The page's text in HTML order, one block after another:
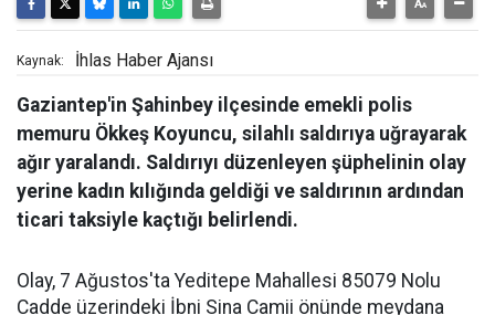
Kaynak: İhlas Haber Ajansı
Gaziantep'in Şahinbey ilçesinde emekli polis
memuru Ökkeş Koyuncu, silahlı saldırıya uğrayarak
ağır yaralandı. Saldırıyı düzenleyen şüphelinin olay
yerine kadın kılığında geldiği ve saldırının ardından
ticari taksiyle kaçtığı belirlendi.
Olay, 7 Ağustos'ta Yeditepe Mahallesi 85079 Nolu
Cadde üzerindeki İbni Sina Camii önünde meydana